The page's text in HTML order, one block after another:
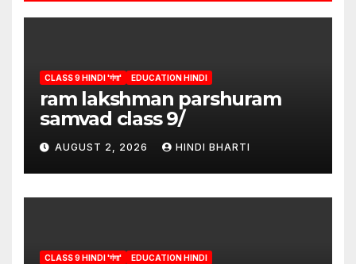
CLASS 9 HINDI 'गंगा' EDUCATION HINDI
ram lakshman parshuram
samvad class 9/
AUGUST 2, 2026 HINDI BHARTI
CLASS 9 HINDI 'गंगा' EDUCATION HINDI